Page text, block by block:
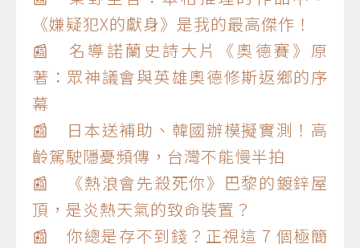
《嫌疑犯X的獻身》是我的最高傑作！
📰 名導諾蘭史詩大片《奧德賽》原
著：眾神議會與英雄奧德修斯返鄉的序
幕
📰 日本送補助、韓國辦模擬實測！高
齡駕駛隱憂頻傳，台灣不能慢半拍
📰 《熱浪會先殺死你》巴黎的鍍鋅屋
頂，是炎熱天氣的致命裝置？
📰 你總是存不到錢？正視這 7 個極簡